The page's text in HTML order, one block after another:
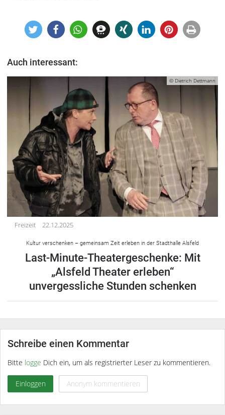
Auch interessant:
© Dietrich Dettmann
Freizeit 22.12.2025
Kultur verschenken – gemeinsam Zeit erleben in der Stadthalle Alsfeld
Last-Minute-Theatergeschenke: Mit
„Alsfeld Theater erleben“
unvergessliche Stunden schenken
Schreibe einen Kommentar
Bitte logge Dich ein, um als registrierter Leser zu kommentieren.
Einloggen Anonym kommentieren